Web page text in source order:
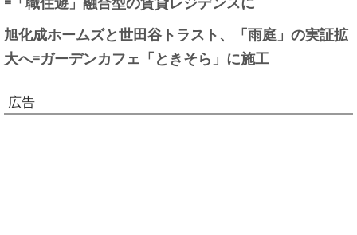
旭化成ホームズと世田谷トラスト、「雨庭」の実証拡
大へ=ガーデンカフェ「ときそら」に施工
広告